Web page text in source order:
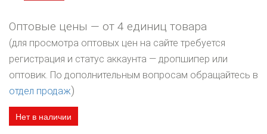
Оптовые цены — от 4 единиц товара
(для просмотра оптовых цен на сайте требуется
регистрация и статус аккаунта — дропшипер или
оптовик. По дополнительным вопросам обращайтесь в
отдел продаж)
Нет в наличии